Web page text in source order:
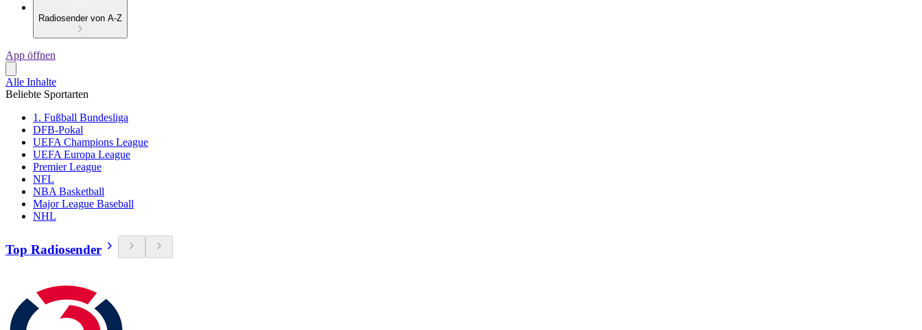
Radiosender von A-Z
App öffnen
Alle Inhalte
Beliebte Sportarten
1. Fußball Bundesliga
DFB-Pokal
UEFA Champions League
UEFA Europa League
Premier League
NFL
NBA Basketball
Major League Baseball
NHL
Top Radiosender